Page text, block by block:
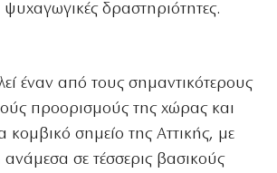
ψυχαγωγικές δραστηριότητες.
έναν από τους σημαντικότερους
προορισμούς της χώρας και
κομβικό σημείο της Αττικής, με
σε τέσσερις βασικούς